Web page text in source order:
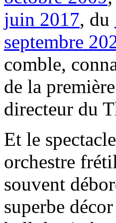
juin 2017, du
septembre
comble,
de la
directeur du
Et le
orchestre
souvent
superbe